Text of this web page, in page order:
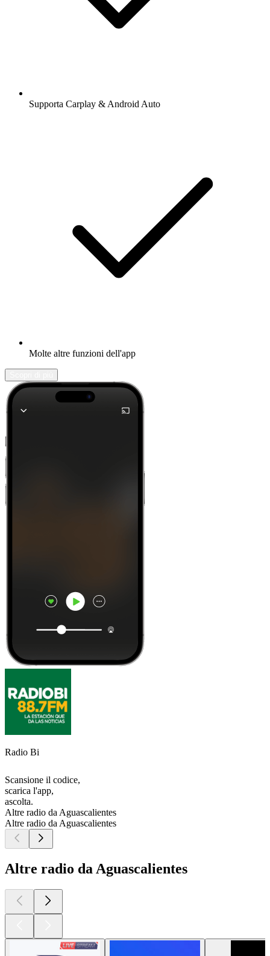
Supporta Carplay & Android Auto
Molte altre funzioni dell'app
Radio Bi
Scansione il codice,
scarica l'app,
ascolta.
Altre radio da Aguascalientes
Altre radio da Aguascalientes
Altre radio da Aguascalientes